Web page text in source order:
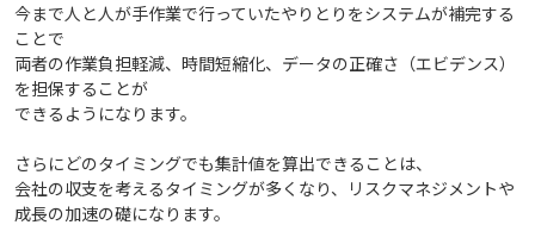
今まで人と人が手作業で行っていたやりとりをシステムが補完する
ことで
両者の作業負担軽減、時間短縮化、データの正確さ（エビデンス）
を担保することが
できるようになります。
さらにどのタイミングでも集計値を算出できることは、
会社の収支を考えるタイミングが多くなり、リスクマネジメントや
成長の加速の礎になります。